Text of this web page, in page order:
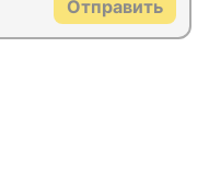
Отправить